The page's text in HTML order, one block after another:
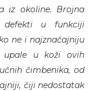
iz okoline. Brojna
defekti u funkciji
ne i najznačajniju
upale u koži ovih
čimbenika, od
čiji nedostatak